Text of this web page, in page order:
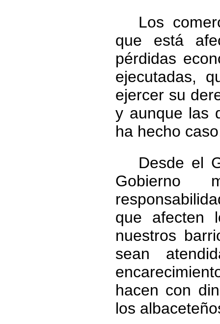
Los
que está
pérdidas
ejecutadas,
ejercer su
y aunque las
ha hecho
Desde el
Gobierno
que afecten
nuestros
sean
hacen con
los